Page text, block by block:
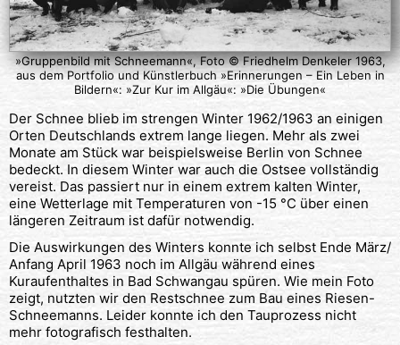
»Gruppenbild mit Schneemann«, Foto © Friedhelm Denkeler 1963,
aus dem Portfolio und Künstlerbuch »Erinnerungen – Ein Leben in
Bildern«: »Zur Kur im Allgäu«: »Die Übungen«
Der Schnee blieb im strengen Winter 1962/1963 an einigen
Orten Deutschlands extrem lange liegen. Mehr als zwei
Monate am Stück war beispielsweise Berlin von Schnee
bedeckt. In diesem Winter war auch die Ostsee vollständig
vereist. Das passiert nur in einem extrem kalten Winter,
eine Wetterlage mit Temperaturen von -15 °C über einen
längeren Zeitraum ist dafür notwendig.
Die Auswirkungen des Winters konnte ich selbst Ende März/
Anfang April 1963 noch im Allgäu während eines
Kuraufenthaltes in Bad Schwangau spüren. Wie mein Foto
zeigt, nutzten wir den Restschnee zum Bau eines Riesen-
Schneemanns. Leider konnte ich den Tauprozess nicht
mehr fotografisch festhalten.